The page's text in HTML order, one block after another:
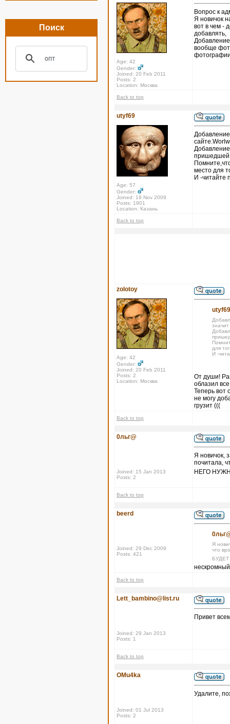
Поиск
Age: 42
Gender:
Joined: 20 Feb 2011
Posts: 2
Location: Москва
Вопрос к
Я новичок
вот в чем -
добавлять,
вообще
Back to top
utyf69
Age: 57
Gender:
Joined: 19 Nov 2009
Posts: 1901
Location: Казань
пришедшей
место для
И -читайте
Back to top
zolotoy
Age: 42
Gender:
Joined: 20 Feb 2011
Posts: 2
Location: Москва
для
И -
От души!
облазил
Теперь вот
не могу
грузит (((
Back to top
0льг@
Joined: 15 Jan 2013
Posts: 2
Я новичок,
почитала,
НЕГО
Back to top
beerd
Joined: 29 Dec 2009
Posts: 421
Я
что
Back to top
Lett_bambino@list.ru
Joined: 29 Jan 2013
Posts: 1
Привет
Back to top
OMu4ka
Joined: 01 Jul 2013
Posts: 2
Удалите,